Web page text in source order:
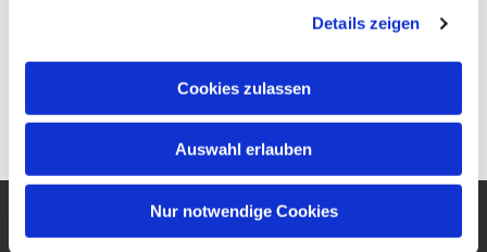
Details zeigen
Cookies zulassen
Auswahl erlauben
Nur notwendige Cookies
Ev. Gesamtkirchengemeinde